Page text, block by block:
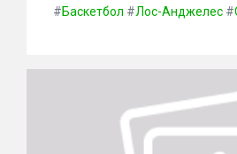
#Баскетбол #Лос-Анджелес #